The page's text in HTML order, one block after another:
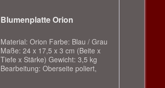
Blumenplatte Orion
Material: Orion Farbe: Blau / Grau
Maße: 24 x 17,5 x 3 cm (Beite x
Tiefe x Stärke) Gewicht: 3,5 kg
Bearbeitung: Oberseite poliert,